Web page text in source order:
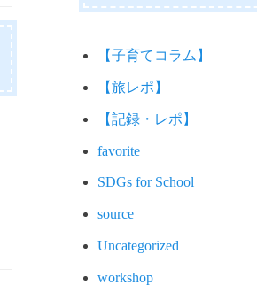
【子育てコラム】
【旅レポ】
【記録・レポ】
favorite
SDGs for School
source
Uncategorized
workshop